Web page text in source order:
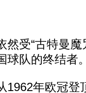
受“古特曼魔
球队的终结者
年欧冠登